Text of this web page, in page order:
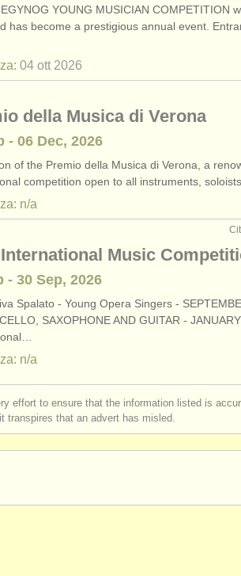
YOUNG MUSICIAN COMPETITION
has become a prestigious annual event.
04 ott 2026
della Musica di Verona
- 06 Dec, 2026
of the Premio della Musica di Verona, a
competition open to all instruments,
n/a
Music
- 30 Sep, 2026
Spalato - Young Opera Singers -
SAXOPHONE AND GUITAR -
n/a
effort to ensure that the information listed is
transpires that an advert has misled.